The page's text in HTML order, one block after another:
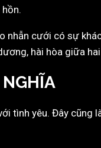
nhẫn cưới có sự
hài hòa giữa
tình yêu. Đây